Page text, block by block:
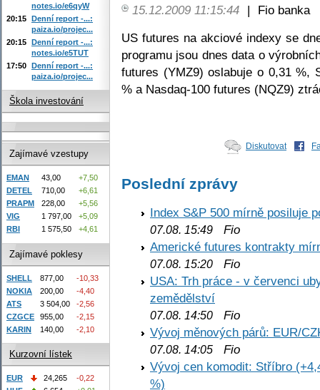
15.12.2009 11:15:44 |
Fio banka
US futures na akciové indexy se
programu jsou dnes data o
futures (YMZ9) oslabuje o 0,31 %,
% a Nasdaq-100 futures (NQZ9)
Diskutovat
Poslední zprávy
Index S&P 500 mírně posiluje
07.08. 15:49 Fio
Americké futures kontrakty
07.08. 15:20 Fio
USA: Trh práce - v červenci
zemědělství
07.08. 14:50 Fio
Vývoj měnových párů: EUR/
07.08. 14:05 Fio
Vývoj cen komodit: Stříbro
%)
notes.io/e6qyW
20:15 Denní report -...:
paiza.io/projec...
20:15 Denní report -...:
notes.io/e5TUT
17:50 Denní report -...:
paiza.io/projec...
Škola investování
Zajímavé vzestupy
EMAN 43,00
+7,50
DETEL
710,00
+6,61
PRAPM
228,00
+5,56
VIG
1 797,00
+5,09
RBI
1 575,50 +4,61
Zajímavé poklesy
SHELL 877,00
-10,33
NOKIA
200,00
-4,40
ATS
3 504,00
-2,56
CZGCE
955,00
-2,15
KARIN
140,00 -2,10
Kurzovní lístek
EUR 24,265
-0,22